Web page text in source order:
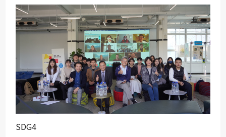
SDG3
SDG4
SDG5
SDG6
SDG7
SDG8
SDG4